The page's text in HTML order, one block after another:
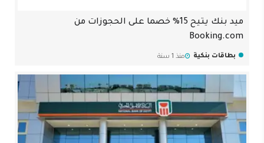
ميد بنك يتيح 15% خصما على الحجوزات من
Booking.com
بطاقات بنكية منذ 1 سنة